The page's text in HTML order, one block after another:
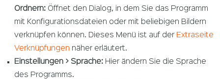
Ordnern: Öffnet den Dialog, in dem Sie das Programm
mit Konfigurationsdateien oder mit beliebigen Bildern
verknüpfen können. Dieses Menü ist auf der Extraseite
Verknüpfungen näher erläutert.
Einstellungen > Sprache: Hier ändern Sie die Sprache
des Programms.